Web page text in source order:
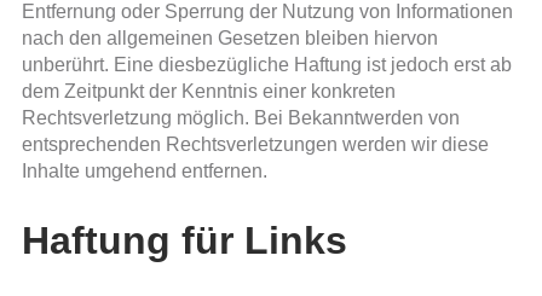
Entfernung oder Sperrung der Nutzung von Informationen
nach den allgemeinen Gesetzen bleiben hiervon
unberührt. Eine diesbezügliche Haftung ist jedoch erst ab
dem Zeitpunkt der Kenntnis einer konkreten
Rechtsverletzung möglich. Bei Bekanntwerden von
entsprechenden Rechtsverletzungen werden wir diese
Inhalte umgehend entfernen.
Haftung für Links